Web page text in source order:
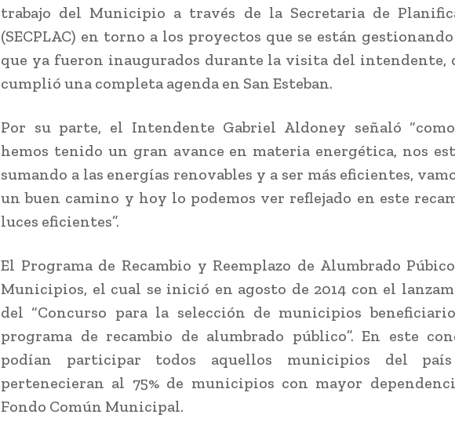
trabajo del Municipio a través de la Secretaria de
(SECPLAC) en torno a los proyectos que se están
que ya fueron inaugurados durante la visita del intendente,
cumplió una completa agenda en San Esteban.
Por su parte, el Intendente Gabriel Aldoney señaló
hemos tenido un gran avance en materia energética, nos
sumando a las energías renovables y a ser más eficientes,
un buen camino y hoy lo podemos ver reflejado en este
luces eficientes”.
El Programa de Recambio y Reemplazo de Alumbrado
Municipios, el cual se inició en agosto de 2014 con el
del “Concurso para la selección de municipios
programa de recambio de alumbrado público”. En este
podían participar todos aquellos municipios del
pertenecieran al 75% de municipios con mayor
Fondo Común Municipal.